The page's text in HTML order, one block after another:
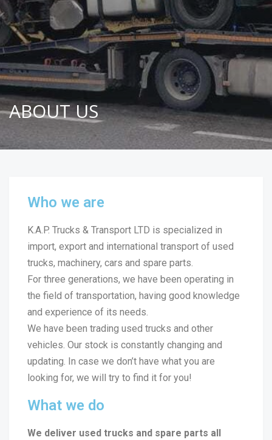
ABOUT US
Who we are
K.A.P. Trucks & Transport LTD is specialized in
import, export and international transport of used
trucks, machinery, cars and spare parts.
For three generations, we have been operating in
the field of transportation, having good knowledge
and experience of its needs.
We have been trading used trucks and other
vehicles. Our stock is constantly changing and
updating. In case we don’t have what you are
looking for, we will try to find it for you!
What we do
We deliver used trucks and spare parts all